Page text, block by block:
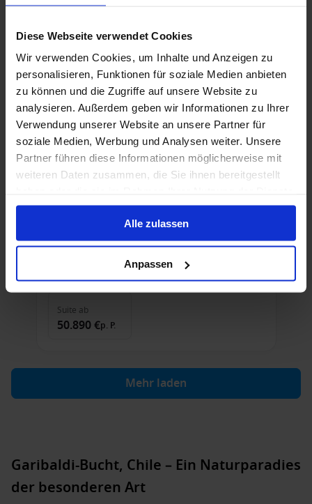
Diese Webseite verwendet Cookies
Wir verwenden Cookies, um Inhalte und Anzeigen zu
personalisieren, Funktionen für soziale Medien anbieten
zu können und die Zugriffe auf unsere Website zu
analysieren. Außerdem geben wir Informationen zu Ihrer
Verwendung unserer Website an unsere Partner für
soziale Medien, Werbung und Analysen weiter. Unsere
Partner führen diese Informationen möglicherweise mit
weiteren Daten zusammen, die Sie ihnen bereitgestellt
gesammelt haben.
Alle zulassen
Anpassen
15 Jan. 2028 33 Nächte Keine alternativen
Suiteab
20.300 € p. P.
Nur Kreuzfahrt
Südamerika ab Miami auf der Silver Ray
Ab Miami, Florida, USA An Fort Lauderdale
Bis zu 2499 € Bordguthaben
15 Jan. 2028 77Nächte Keine alternativen
Suite ab
50.890 €p. P.
Mehr laden
Garibaldi-Bucht, Chile – Ein Naturparadies
der besonderen Art